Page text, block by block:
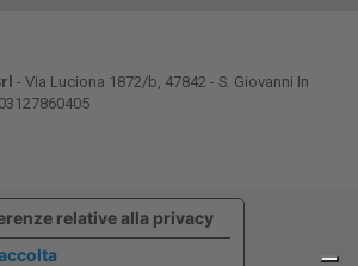
- Via Luciona 1872/b, 47842 - S. Giovanni In
relative alla privacy